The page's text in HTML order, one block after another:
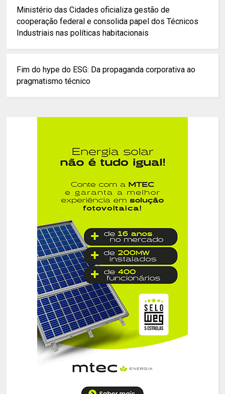
Ministério das Cidades oficializa gestão de
cooperação federal e consolida papel dos Técnicos
Industriais nas políticas habitacionais
Fim do hype do ESG: Da propaganda corporativa ao
pragmatismo técnico